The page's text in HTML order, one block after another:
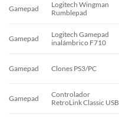
Gamepad
Logitech Wingman
Rumblepad
Gamepad
Logitech Gamepad
inalámbrico F710
Gamepad Clones PS3/PC
Gamepad
Controlador
RetroLink Classic USB